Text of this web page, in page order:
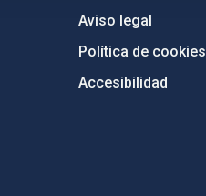
Aviso legal
Política de cookies
Accesibilidad